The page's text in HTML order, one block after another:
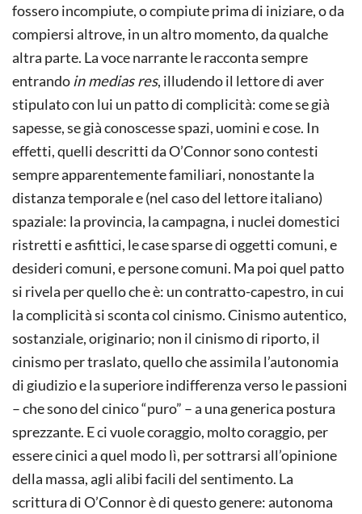
fossero incompiute, o compiute prima di iniziare, o da
compiersi altrove, in un altro momento, da qualche
altra parte. La voce narrante le racconta sempre
entrando in medias res, illudendo il lettore di aver
stipulato con lui un patto di complicità: come se già
sapesse, se già conoscesse spazi, uomini e cose. In
effetti, quelli descritti da O’Connor sono contesti
sempre apparentemente familiari, nonostante la
distanza temporale e (nel caso del lettore italiano)
spaziale: la provincia, la campagna, i nuclei domestici
ristretti e asfittici, le case sparse di oggetti comuni, e
desideri comuni, e persone comuni. Ma poi quel patto
si rivela per quello che è: un contratto-capestro, in cui
la complicità si sconta col cinismo. Cinismo autentico,
sostanziale, originario; non il cinismo di riporto, il
cinismo per traslato, quello che assimila l’autonomia
di giudizio e la superiore indifferenza verso le passioni
– che sono del cinico “puro” – a una generica postura
sprezzante. E ci vuole coraggio, molto coraggio, per
essere cinici a quel modo lì, per sottrarsi all’opinione
della massa, agli alibi facili del sentimento. La
scrittura di O’Connor è di questo genere: autonoma